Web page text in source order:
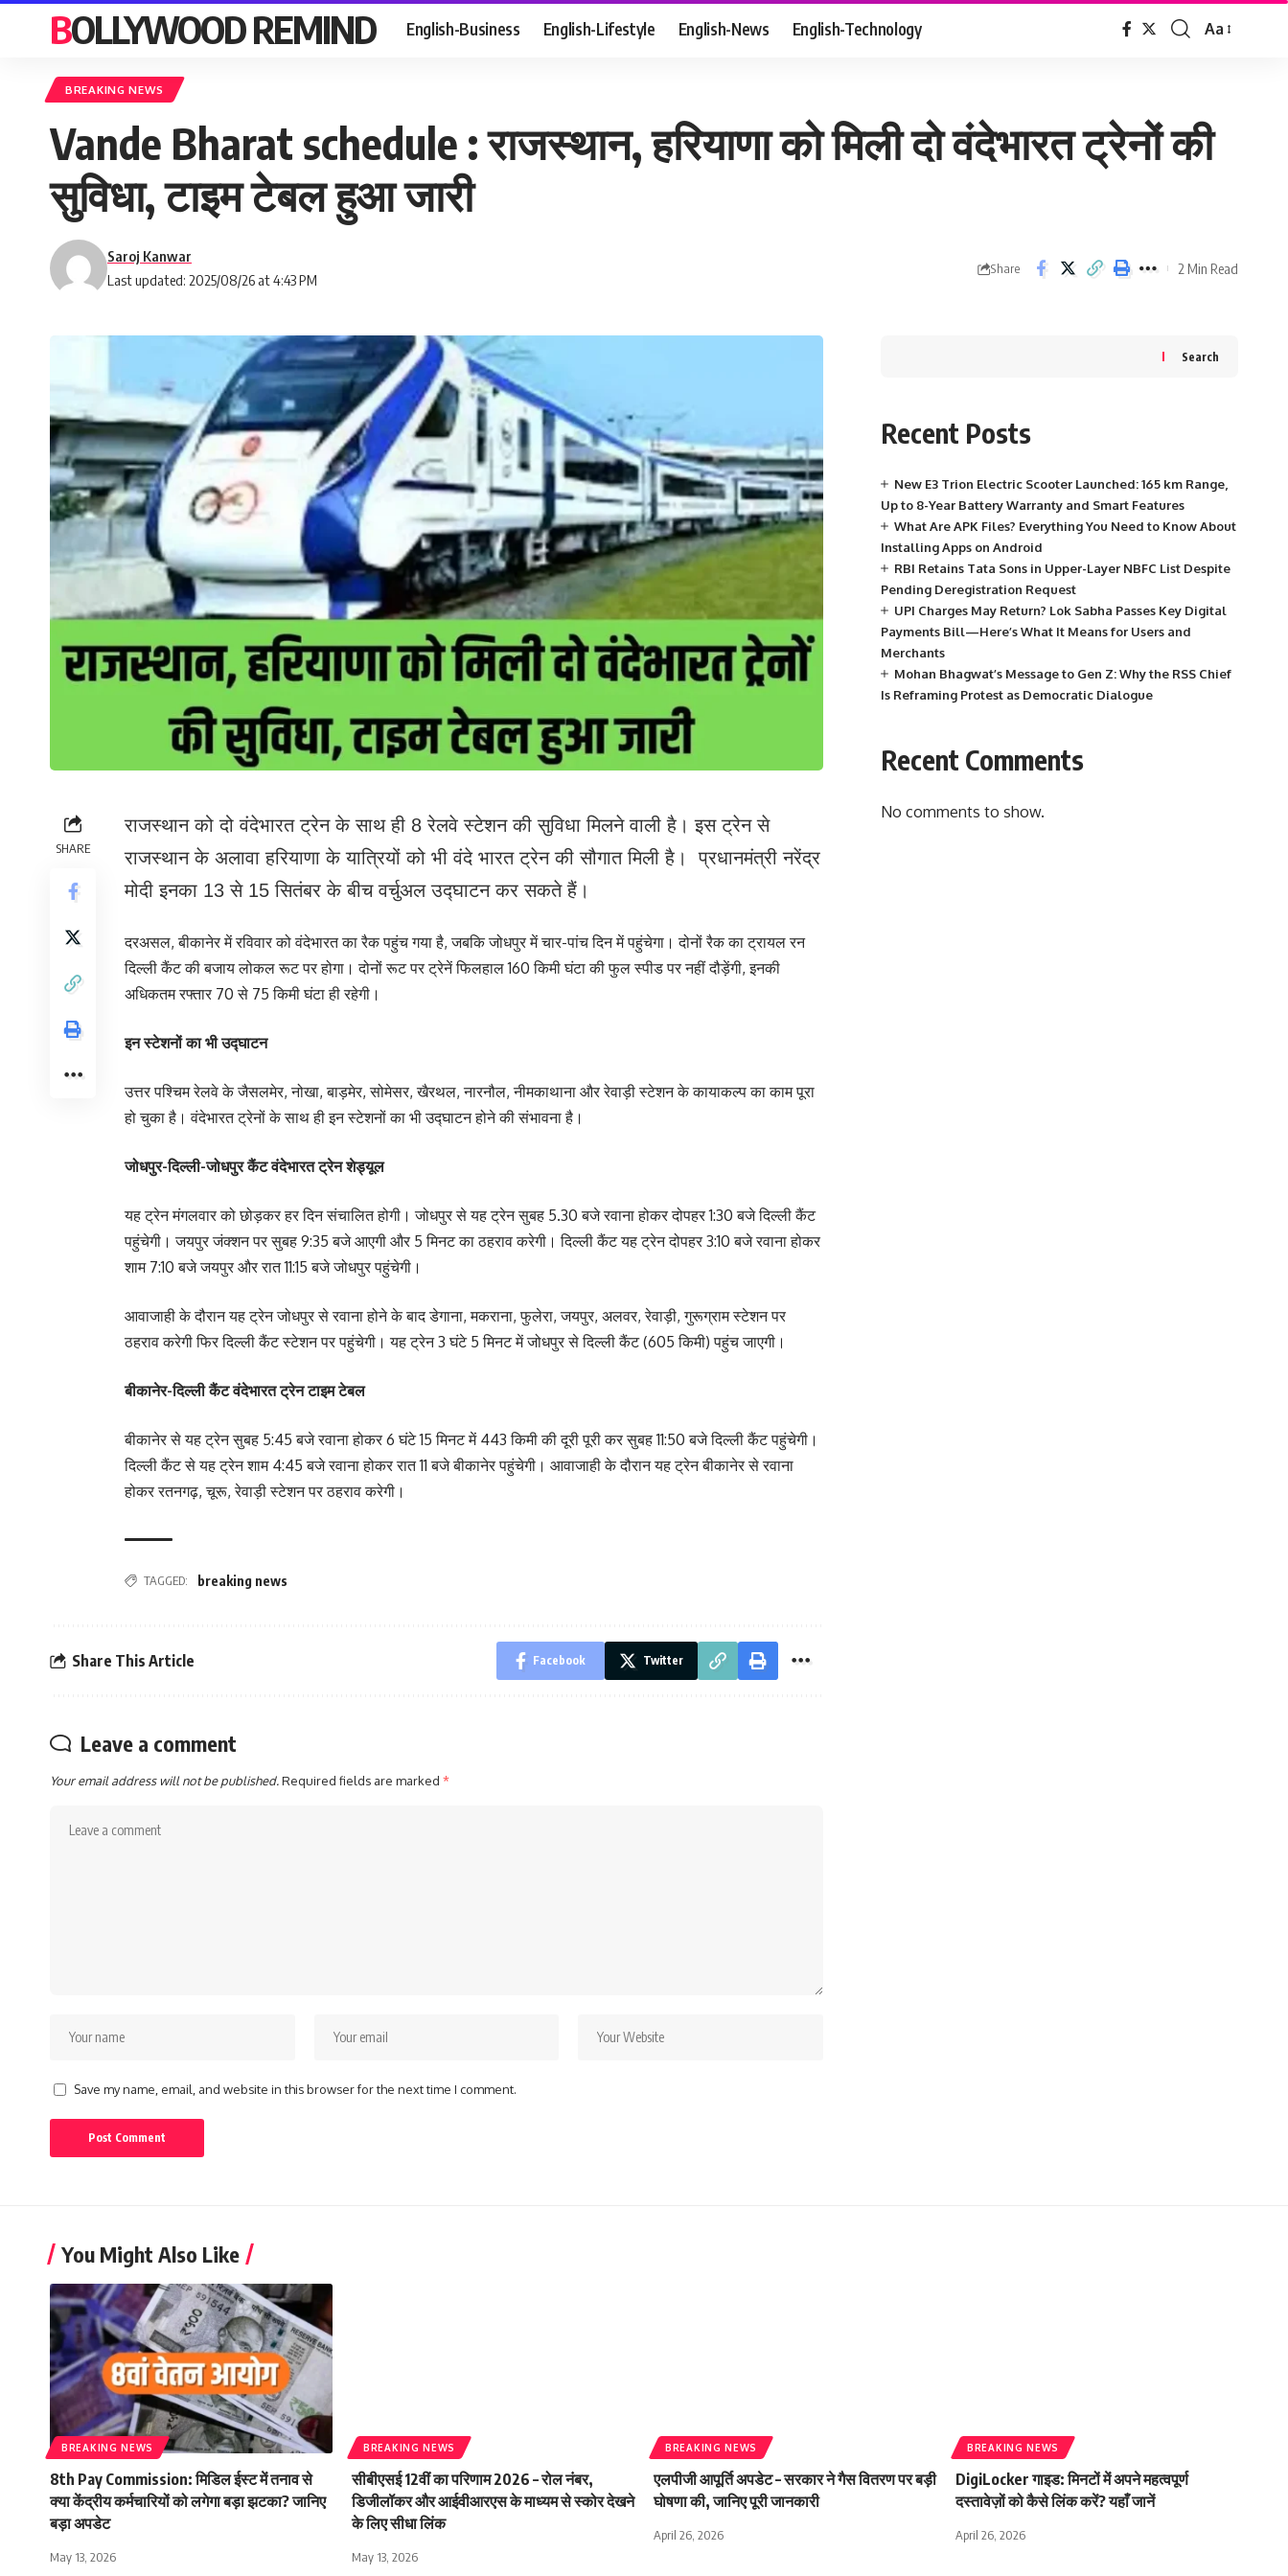
BOLLYWOOD REMIND English-Business English-Lifestyle English-News English-Technology
Font
Aa
BREAKING NEWS
Vande Bharat schedule : राजस्थान, हरियाणा को मिली दो वंदेभारत ट्रेनों की
सुविधा, टाइम टेबल हुआ जारी
Last updated: 2025/08/26 at 4:43 PM
Saroj Kanwar
Share 2 Min Read
SHARE
राजस्थान को दो वंदेभारत ट्रेन के साथ ही 8 रेलवे स्टेशन की सुविधा मिलने वाली है। इस ट्रेन से
राजस्थान के अलावा हरियाणा के यात्रियों को भी वंदे भारत ट्रेन की सौगात मिली है। प्रधानमंत्री नरेंद्र
मोदी इनका 13 से 15 सितंबर के बीच वर्चुअल उ‌द्घाटन कर सकते हैं।
दरअसल, बीकानेर में रविवार को वंदेभारत का रैक पहुंच गया है, जबकि जोधपुर में चार-पांच दिन में पहुंचेगा। दोनों रैक का ट्रायल रन
दिल्ली कैंट की बजाय लोकल रूट पर होगा। दोनों रूट पर ट्रेनें फिलहाल 160 किमी घंटा की फुल स्पीड पर नहीं दौड़ेंगी, इनकी
अधिकतम रफ्तार 70 से 75 किमी घंटा ही रहेगी।
इन स्टेशनों का भी उद्घाटन
उत्तर पश्चिम रेलवे के जैसलमेर, नोखा, बाड़मेर, सोमेसर, खैरथल, नारनौल, नीमकाथाना और रेवाड़ी स्टेशन के कायाकल्प का काम पूरा
हो चुका है। वंदेभारत ट्रेनों के साथ ही इन स्टेशनों का भी उद्घाटन होने की संभावना है।
जोधपुर-दिल्ली-जोधपुर कैंट वंदेभारत ट्रेन शेड्यूल
यह ट्रेन मंगलवार को छोड़कर हर दिन संचालित होगी। जोधपुर से यह ट्रेन सुबह 5.30 बजे रवाना होकर दोपहर 1:30 बजे दिल्ली कैंट
पहुंचेगी। जयपुर जंक्शन पर सुबह 9:35 बजे आएगी और 5 मिनट का ठहराव करेगी। दिल्ली कैंट यह ट्रेन दोपहर 3:10 बजे रवाना होकर
शाम 7:10 बजे जयपुर और रात 11:15 बजे जोधपुर पहुंचेगी।
आवाजाही के दौरान यह ट्रेन जोधपुर से रवाना होने के बाद डेगाना, मकराना, फुलेरा, जयपुर, अलवर, रेवाड़ी, गुरूग्राम स्टेशन पर
ठहराव करेगी फिर दिल्ली कैंट स्टेशन पर पहुंचेगी। यह ट्रेन 3 घंटे 5 मिनट में जोधपुर से दिल्ली कैंट (605 किमी) पहुंच जाएगी।
बीकानेर-दिल्ली कैंट वंदेभारत ट्रेन टाइम टेबल
बीकानेर से यह ट्रेन सुबह 5:45 बजे रवाना होकर 6 घंटे 15 मिनट में 443 किमी की दूरी पूरी कर सुबह 11:50 बजे दिल्ली कैंट पहुंचेगी।
दिल्ली कैंट से यह ट्रेन शाम 4:45 बजे रवाना होकर रात 11 बजे बीकानेर पहुंचेगी। आवाजाही के दौरान यह ट्रेन बीकानेर से रवाना
होकर रतनगढ़, चूरू, रेवाड़ी स्टेशन पर ठहराव करेगी।
TAGGED: breaking news
Share This Article Facebook Twitter
Leave a comment
Your email address will not be published.Required fields are marked *
Save my name, email, and website in this browser for the next time I comment.
Search
Recent Posts
New E3 Trion Electric Scooter Launched: 165 km Range,
Up to 8-Year Battery Warranty and Smart Features
What Are APK Files? Everything You Need to Know About
Installing Apps on Android
RBI Retains Tata Sons in Upper-Layer NBFC List Despite
Pending Deregistration Request
UPI Charges May Return? Lok Sabha Passes Key Digital
Payments Bill—Here’s What It Means for Users and
Merchants
Mohan Bhagwat’s Message to Gen Z: Why the RSS Chief
Is Reframing Protest as Democratic Dialogue
Recent Comments
No comments to show.
You Might Also Like
BREAKING NEWS
8th Pay Commission: मिडिल ईस्ट में तनाव से
क्या केंद्रीय कर्मचारियों को लगेगा बड़ा झटका? जानिए
बड़ा अपडेट
May 13, 2026
BREAKING NEWS
सीबीएसई 12वीं का परिणाम 2026 – रोल नंबर,
डिजीलॉकर और आईवीआरएस के माध्यम से स्कोर देखने
के लिए सीधा लिंक
May 13, 2026
BREAKING NEWS
एलपीजी आपूर्ति अपडेट – सरकार ने गैस वितरण पर बड़ी
घोषणा की, जानिए पूरी जानकारी
April 26, 2026
BREAKING NEWS
DigiLocker गाइड: मिनटों में अपने महत्वपूर्ण
दस्तावेज़ों को कैसे लिंक करें? यहाँ जानें
April 26, 2026